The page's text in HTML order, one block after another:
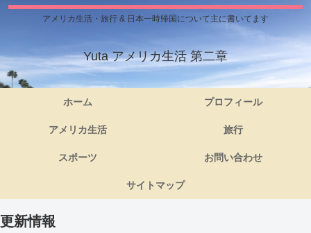
アメリカ生活・旅行 & 日本一時帰国について主に書いてます
Yuta アメリカ生活 第二章
ホーム プロフィール
アメリカ生活 旅行
スポーツ お問い合わせ
サイトマップ
更新情報